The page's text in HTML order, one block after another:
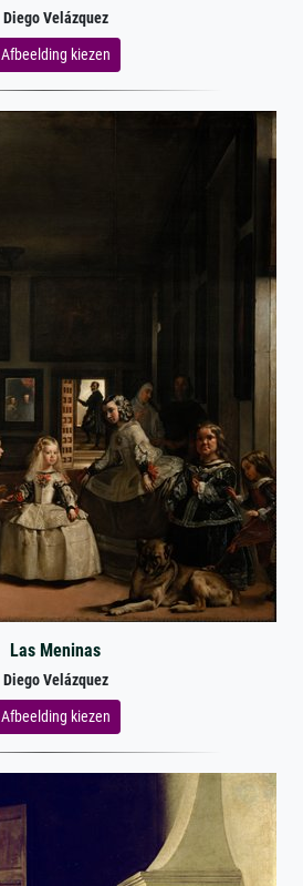
Diego Velázquez
Afbeelding kiezen
Las Meninas
Diego Velázquez
Afbeelding kiezen